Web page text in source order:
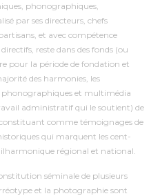
phonographiques,
par ses directeurs, chefs
et avec compétence
reste dans des fonds (ou
pour la période de fondation et
des harmonies, les
et multimédia
administratif qui le soutient) de
comme témoignages de
qui marquent les cent-
régional et national.
séminale de plusieurs
et la photographie sont